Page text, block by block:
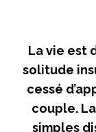
La vie est
solitude
cessé
couple.
simples